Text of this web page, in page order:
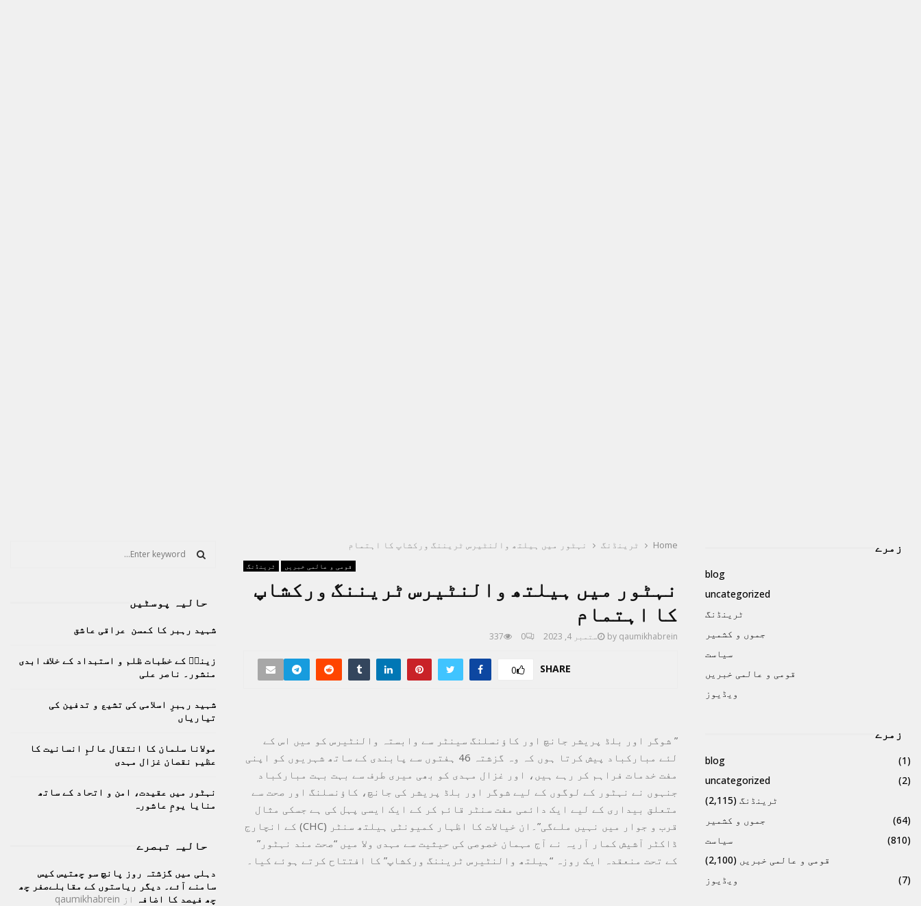
Home ٹرینڈنگ نہٹور میں ہیلتھ والنٹیرس ٹریننگ ورکشاپ کا اہتمام
ٹرینڈنگ قومی و عالمی خبریں
نہٹور میں ہیلتھ والنٹیرس ٹریننگ ورکشاپ
کا اہتمام
by qaumikhabrein ستمبر 4, 2023 0
337
SHARE
0
” شوگر اور بلڈ پریشر جانچ اور کاؤنسلنگ سینٹر سے وابستہ والنٹیرس کو میں اس کے
لئے مبارکباد پیش کرتا ہوں کہ وہ گزشتہ 46 ہفتوں سے پابندی کے ساتھ شہریوں کو اپنی
مفت خدمات فراہم کر رہے ہیں، اور غزال مہدی کو بھی میری طرف سے بہت بہت مبارکباد
جنہوں نے نہٹور کے لوگوں کے لیے شوگر اور بلڈ پریشر کی جانچ، کاؤنسلنگ اور صحت سے
متعلق بیداری کے لیے ایک دائمی مفت سنٹر قائم کر کے ایک ایسی پہل کی ہے جسکی مثال
قرب و جوار میں نہیں ملےگی”۔ان خیالات کا اظہار کمیونٹی ہیلتھ سنٹر (CHC) کے انچارج
ڈاکٹر آشیش کمار آریہ نے آج مہمان خصوصی کی حیثیت سے مہدی ولا میں “صحت مند نہٹور”
کے تحت منعقدہ ایک روزہ “ہیلتھ والنٹیرس ٹریننگ ورکشاپ” کا افتتاح کرتے ہوئے کیا۔
زمرے
blog
uncategorized
ٹرینڈنگ
جموں و کشمیر
سیاست
قومی و عالمی خبریں
ویڈیوز
زمرے
blog
(1)
uncategorized
(2)
ٹرینڈنگ (2,115)
جموں و کشمیر
(64)
سیاست
(810)
قومی و عالمی خبریں (2,100)
ویڈیوز
(7)
f
r
:
E
A
R
H
حالیہ پوسٹیں
شہید رہبر کا کمسن عراقی عاشق
زینبؑ کے خطبات ظلم و استبداد کے خلاف ابدی
منشور۔ ناصر علی
شہید رہبرِ اسلامی کی تشیع و تدفین کی
تیاریاں
مولانا سلمان کا انتقال عالمِ انسانیت کا
عظیم نقصان غزال مہدی
نہٹور میں عقیدت، امن و اتحاد کے ساتھ
منایا یومِ عاشورہ
حالیہ تبصرے
دہلی میں گزشتہ روز پانچ سو چھتیس کیس
سامنے آئے۔ دیگر ریاستوں کے مقابلےصفر چھ
چھ فیصد کا اضافہ از qaumikhabrein